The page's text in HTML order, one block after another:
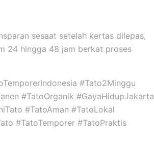
sesaat setelah kertas dilepas,
24 hingga 48 jam berkat proses
#Tato2Minggu
#TatoOrganik #GayaHidupJakarta
#TatoAman #TatoLokal
#TatoTemporer #TatoPraktis